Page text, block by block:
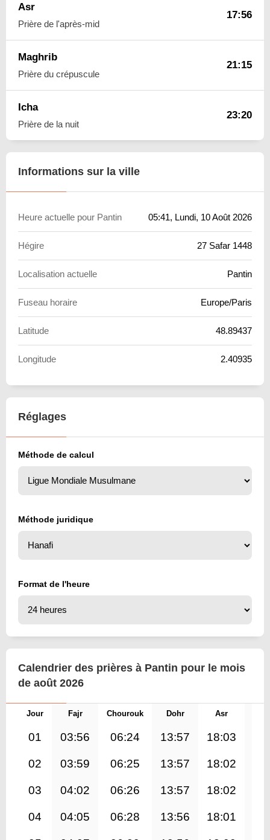
Asr
Prière de l'après-mid
17:56
Maghrib
Prière du crépuscule
21:15
Icha
Prière de la nuit
23:20
Informations sur la ville
Heure actuelle pour Pantin 05:41, Lundi, 10 Août 2026
Hégire 27 Safar 1448
Localisation actuelle Pantin
Fuseau horaire Europe/Paris
Latitude 48.89437
Longitude 2.40935
Réglages
Méthode de calcul
Méthode juridique
Format de l'heure
Calendrier des prières à Pantin pour le mois
de août 2026
Jour Fajr Chourouk Dohr Asr
01 03:56 06:24 13:57 18:03
02 03:59 06:25 13:57 18:02
03 04:02 06:26 13:57 18:02
04 04:05 06:28 13:56 18:01